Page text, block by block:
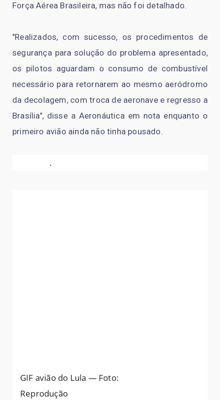
Força Aérea Brasileira, mas não foi detalhado.
"Realizados, com sucesso, os procedimentos de
segurança para solução do problema apresentado,
os pilotos aguardam o consumo de combustível
necessário para retornarem ao mesmo aeródromo
da decolagem, com troca de aeronave e regresso a
Brasília", disse a Aeronáutica em nota enquanto o
primeiro avião ainda não tinha pousado.
.
GIF avião do Lula — Foto:
Reprodução